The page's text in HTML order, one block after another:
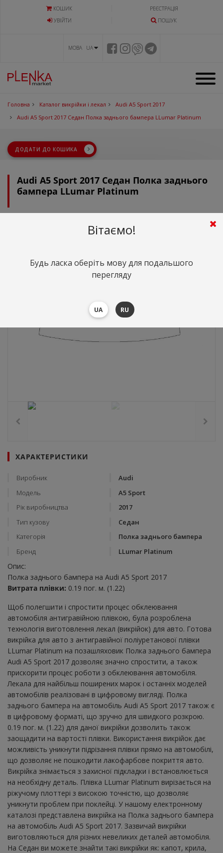
КОШИК
РЕЄСТРАЦІЯ
УВIЙТИ
ПОШУК
МОВА UA
Головна Каталог викрійки і лекал
Audi A5 Sport 2017
Audi A5 Sport 2017 Седан Полка заднього бампера LLumar Platinum
ДОДАТИ ДО КОШИКА
Audi A5 Sport 2017 Седан Полка заднього
бампера LLumar Platinum
грн.
ХАРАКТЕРИСТИКИ
Виробник
Audi
Модель
A5 Sport
Рік виробництва
2017
Тип кузову
Седан
Категорія
Полка заднього бампера
Бренд
LLumar Platinum
Опис:
Полка заднього бампера на Audi A5 Sport 2017
Витрата плівки: 0.19 пог. м. (1.22)
Щоб полегшити і спростити процес обклеювання
автомобіля антигравійною плівкою, була розроблена
технологія виготовлення лекал (викрійок) для авто. Готова
викрійка для авто з антигравійної поліуретанової плівки
LLumar Platinum на позашляховик Полка заднього бампера
Audi A5 Sport 2017 дозволяє значно спростити, а також
прискорити процес роботи з обклеювання автомобіля.
Лекала для найбільш поширених марок і останніх моделей
автомобілів реалізовані в цифровому вигляді. Полка
заднього бампера на автомобіль Audi A5 Sport 2017 також є
в цифровому форматі, що зручно для швидкого розкрою.
0.19 пог. м. (1.22) для даної викрійки дозволить також
заощадити на вартості плівки. Використання викрійок дає
можливість уникнути підрізання плівки прямо на автомобілі,
що дозволяє не пошкодити лакофарбове покриття авто.
Викрійка знімається з захисної підкладки і встановлюється
на необхідну деталь. Плівка LLumar Platinum вирізається на
ріжучому плоттері з високою точністю, що дозволяє
уникнути проблем при поклейці. У нашому електронному
каталозі представлена ​​викрійка на Полка заднього бампера
на автомобіль Audi A5 Sport 2017. Зазвичай викрійки
виготовляються для різних невеликих деталей автомобіля.
На Седан ви можете знайти такі викрійки як: капот, крила,
Вітаємо!
Будь ласка оберіть мову для подальшого
перегляду
UA RU